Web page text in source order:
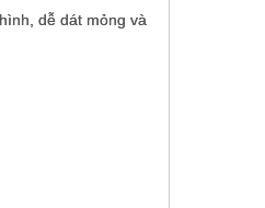
dễ dát mỏng và